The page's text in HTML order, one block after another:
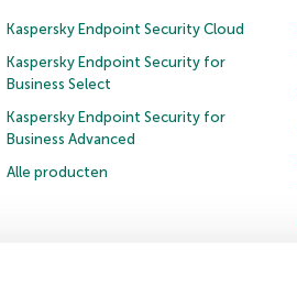
Kaspersky Endpoint Security Cloud
Kaspersky Endpoint Security for
Business Select
Kaspersky Endpoint Security for
Business Advanced
Alle producten